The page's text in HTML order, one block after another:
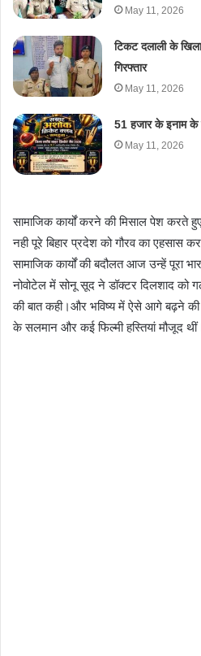
May 11, 2026
टिकट दलाली के
गिरफ्तार
May 11, 2026
51 हजार के इनाम के
May 11, 2026
सामाजिक कार्यों करने की मिसाल पेश करते
नही पूरे बिहार प्रदेश को गौरव का
सामाजिक कार्यों की बदौलत आज उन्हें पूरा
नोवोटेल में सोनू सूद ने डॉक्टर दिलशाद को
की बात कही।और भविष्य में ऐसे आगे बढ़ने
के सलमान और कई फिल्मी हस्तियां मौजूद